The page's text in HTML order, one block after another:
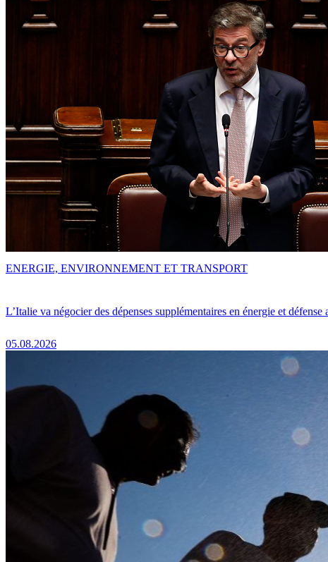
L’Italie va négocier des dépenses supplémentaires en énergie et
05.08.2026
ENERGIE, ENVIRONNEMENT ET TRANSPORT